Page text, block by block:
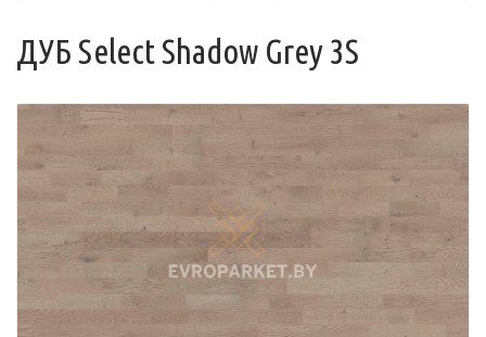
ДУБ Select Shadow Grey 3S